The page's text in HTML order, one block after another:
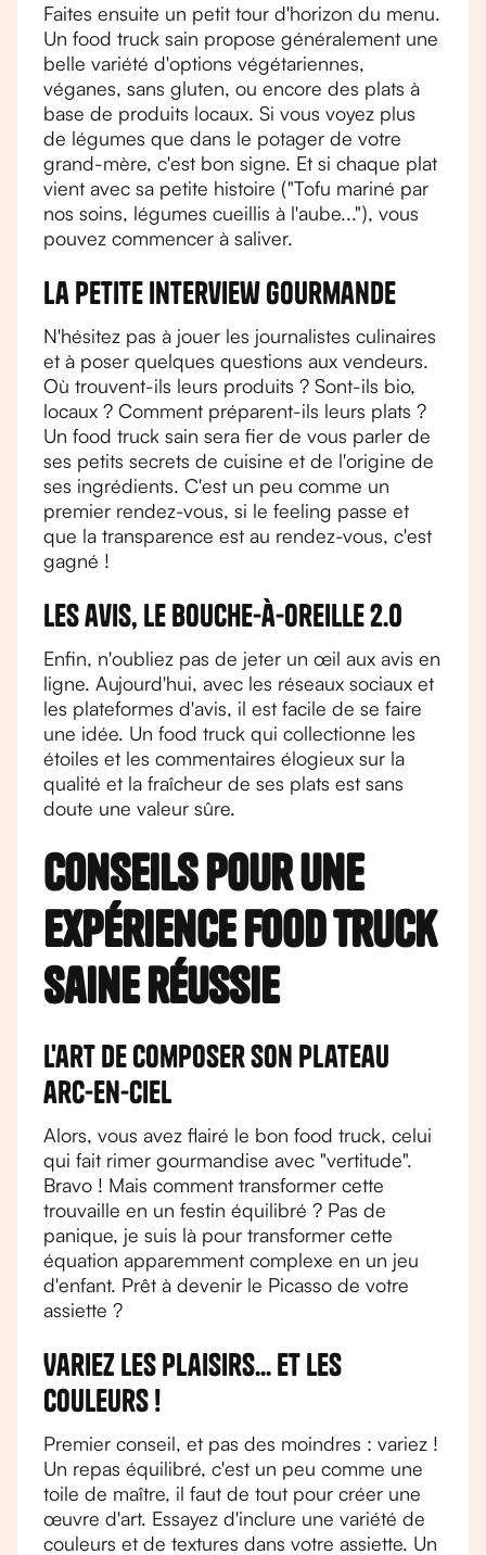
Faites ensuite un petit tour d'horizon du menu.
Un food truck sain propose généralement une
belle variété d'options végétariennes,
véganes, sans gluten, ou encore des plats à
base de produits locaux. Si vous voyez plus
de légumes que dans le potager de votre
grand-mère, c'est bon signe. Et si chaque plat
vient avec sa petite histoire ("Tofu mariné par
nos soins, légumes cueillis à l'aube..."), vous
pouvez commencer à saliver.
La petite interview gourmande
N'hésitez pas à jouer les journalistes culinaires
et à poser quelques questions aux vendeurs.
Où trouvent-ils leurs produits ? Sont-ils bio,
locaux ? Comment préparent-ils leurs plats ?
Un food truck sain sera fier de vous parler de
ses petits secrets de cuisine et de l'origine de
ses ingrédients. C'est un peu comme un
premier rendez-vous, si le feeling passe et
que la transparence est au rendez-vous, c'est
gagné !
Les avis, le bouche-à-oreille 2.0
Enfin, n'oubliez pas de jeter un œil aux avis en
ligne. Aujourd'hui, avec les réseaux sociaux et
les plateformes d'avis, il est facile de se faire
une idée. Un food truck qui collectionne les
étoiles et les commentaires élogieux sur la
qualité et la fraîcheur de ses plats est sans
doute une valeur sûre.
Conseils pour une
expérience food truck
saine réussie
L'art de composer son plateau
arc-en-ciel
Alors, vous avez flairé le bon food truck, celui
qui fait rimer gourmandise avec "vertitude".
Bravo ! Mais comment transformer cette
trouvaille en un festin équilibré ? Pas de
panique, je suis là pour transformer cette
équation apparemment complexe en un jeu
d'enfant. Prêt à devenir le Picasso de votre
assiette ?
Variez les plaisirs... et les
couleurs !
Premier conseil, et pas des moindres : variez !
Un repas équilibré, c'est un peu comme une
toile de maître, il faut de tout pour créer une
œuvre d'art. Essayez d'inclure une variété de
couleurs et de textures dans votre assiette. Un